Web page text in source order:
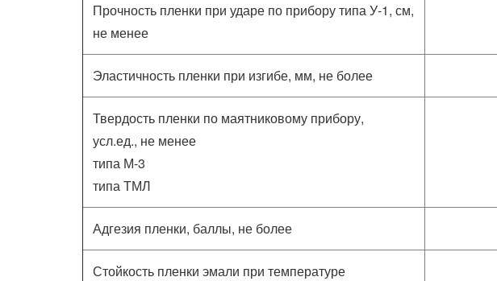
Прочность пленки при ударе по прибору типа У-1, см,
не менее
Эластичность пленки при изгибе, мм, не более
Твердость пленки по маятниковому прибору,
усл.ед., не менее
типа М-3
типа ТМЛ
Адгезия пленки, баллы, не более
Стойкость пленки эмали при температуре